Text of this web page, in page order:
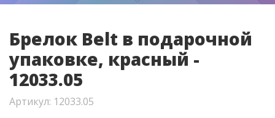
Брелок Belt в подарочной
упаковке, красный -
12033.05
Артикул: 12033.05